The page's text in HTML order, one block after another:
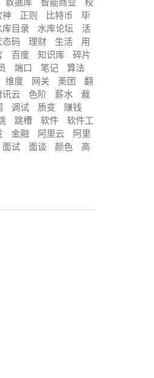
神 正则 比特币
毕
库目录 水库论坛
活
态码 理财 生活
用
百度 知识库
碎片
端口 笔记
算法
维度 网关 美团
翻
讯云 色阶 薪水
裁
调试 质变
赚钱
跳槽 软件
软件工
金融 阿里云
阿里
面试 面谈 颜色
高